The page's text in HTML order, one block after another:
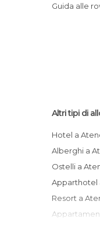
Guida alle
Altri tipi di
Hotel a
Alberghi a
Ostelli a
Resort a